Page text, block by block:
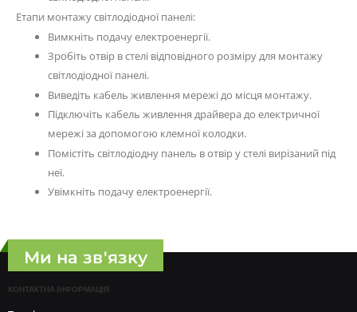
Етапи монтажу світлодіодної панелі:
Вимкніть подачу електроенергії.
Зробіть отвір в стелі відповідного розміру для монтажу
світлодіодної панелі.
Виведіть кабель живлення мережі до місця монтажу.
Підключіть кабель живлення драйвера до електричної
мережі за допомогою клемної колодки.
Помістіть світлодіодну панель в отвір у стелі вирізаний під
неї.
Увімкніть подачу електроенергії.
Ми на зв'язку
КОНТАКТНА ІНФОРМАЦІЯ